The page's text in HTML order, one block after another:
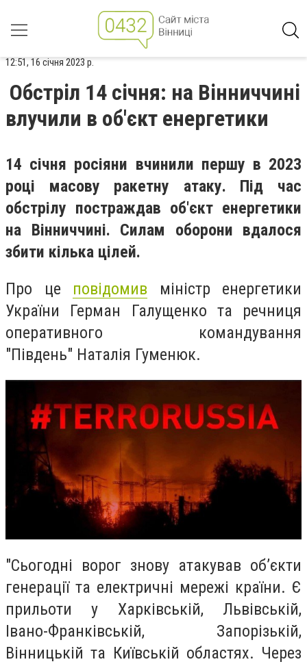
12:51, 16 січня 2023 р.
Обстріл 14 січня: на Вінниччині
влучили в об'єкт енергетики
14 січня росіяни вчинили першу в 2023
році масову ракетну атаку. Під час
обстрілу постраждав об'єкт енергетики
на Вінниччині. Силам оборони вдалося
збити кілька цілей.
Про це повідомив міністр енергетики
України Герман Галущенко та речниця
оперативного командування
"Південь" Наталія Гуменюк.
"Сьогодні ворог знову атакував об’єкти
генерації та електричні мережі країни. Є
прильоти у Харківській, Львівській,
Івано-Франківській, Запорізькій,
Вінницькій та Київській областях. Через